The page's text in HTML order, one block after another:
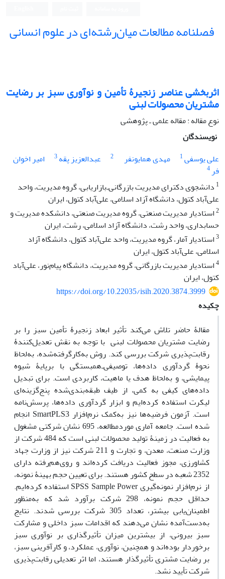
فصلنامه مطالعات میان‌رشته‌ای در علوم انسانی
اثربخشی عناصر زنجیرۀ تأمین و نوآوری سبز بر رضایت
مشتریان محصولات لبنی
نوع مقاله : مقاله علمی ـ پژوهشی
نویسندگان
علی یوسفی1 مهدی همایونفر 2 عبدالعزیز پقه3
امیر اخوان
فر4
1 دانشجوی دکترای مدیریت بازرگانی‌ـ‌بازاریابی، گروه مدیریت، واحد
علی‌آباد کتول، دانشگاه آزاد اسلامی، علی‌آباد کتول، ایران
2استادیار مدیریت صنعتی، گروه مدیریت صنعتی، دانشکده مدیریت و
حسابداری، واحد رشت، دانشگاه آزاد اسلامی، رشت، ایران
3استادیار آمار، گروه مدیریت، واحد علی‌آباد کتول، دانشگاه آزاد
اسلامی، علی‌آباد کتول، ایران
4استادیار مدیریت بازرگانی، گروه مدیریت، دانشگاه پیام‌نور، علی‌آباد
کتول، ایران
https://doi.org/10.22035/isih.2020.3874.3999
چکیده
مقالۀ حاضر تلاش می‌کند تأثیر ابعاد زنجیرۀ تأمین سبز را بر
رضایت مشتریان محصولات لبنی ‌با توجه به نقش تعدیل‌کنندۀ
رقابت‌پذیری شرکت‌ بررسی کند. روش به‌‌کارگرفته‌شده، به‌لحاظ
نحوۀ گردآوری داده‌ها، توصیفی‌ـ‌همبستگی با برپایۀ شیوه
پیمایشی، و به‌لحاظ هدف یا ماهیت، کاربردی است. برای تبدیل
داده‌های کیفی به کمی، از طیف طبقه‌بندی‌شده پنج‌گزینه‌ای
لیکرت استفاده کرده‌ایم و ابزار گردآوری داده‌ها، پرسش‌نامه
است. آزمون فرضیه‌ها نیز به‌‌کمک نرم‌افزار SmartPLS3 انجام
شده است. جامعه آماری موردمطالعه، 695 نشان شرکتی مشغول
به فعالیت در زمینۀ تولید محصولات لبنی است که 484 شرکت از
وزارت صنعت، معدن، و تجارت و 211 شرکت نیز از وزارت جهاد
کشاورزی، مجوز فعالیت دریافت کرده‌اند و روی‌هم‌رفته دارای
2352 شعبه در سطح کشور هستند. برای تعیین حجم بهینۀ نمونه،
از نرم‌افزار نمونه‌گیری SPSS Sample Power استفاده کرده‌ایم.
حداقل حجم نمونه، 298 شرکت برآورد شد که به‌منظور
اطمینان‌یابی بیشتر، تعداد 305 شرکت بررسی شدند. نتایج
به‌دست‌آمده نشان می‌دهند که اقدامات سبز داخلی و مشارکت
سبز بیرونی، از بیشترین میزان تأثیرگذاری بر نوآوری سبز
برخوردار بوده‌اند و همچنین، نوآوری، عملکرد، و کارآفرینی سبز،
بر رضایت مشتری تأثیرگذار هستند، اما اثر تعدیلی رقابت‌پذیری
شرکت تأیید نشد.